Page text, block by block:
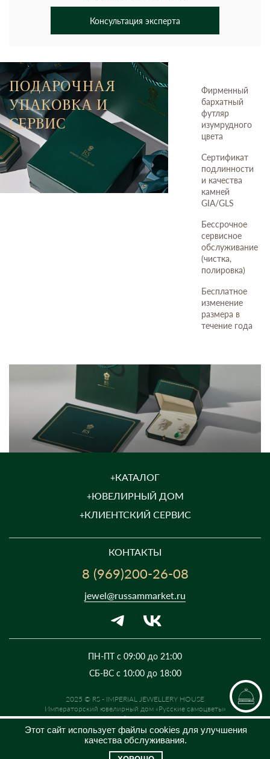
Консультация эксперта
ПОДАРОЧНАЯ
УПАКОВКА И
СЕРВИС
Фирменный
бархатный
футляр
изумрудного
цвета
Сертификат
подлинности
и качества
камней
GIA/GLS
Бессрочное
сервисное
обслуживание
(чистка,
полировка)
Бесплатное
изменение
размера в
течение года
КАТАЛОГ
ЮВЕЛИРНЫЙ ДОМ
КЛИЕНТСКИЙ СЕРВИС
КОНТАКТЫ
8 (969)200-26-08
ПН-ПТ с 09:00 до 21:00
СБ-ВС с 10:00 до 18:00
jewel@russammarket.ru
2025 © RS - IMPERIAL JEWELLERY HOUSE
Императорский ювелирный дом «Русские самоцветы»
Предложение не является публичной офертой. Цены на сайте и в
розничной сети могут отличаться. Информация на сайте о товаре носит
рекламный характер и расценивается как приглашение делать
оферты на основании п.1 ст. 437 Гражданского кодекса РФ.
Этот сайт использует файлы cookies для улучшения
качества обслуживания.